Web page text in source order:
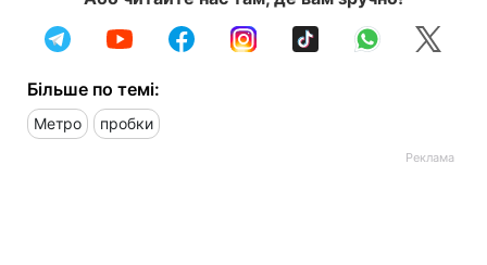
Більше по темі:
Метро пробки